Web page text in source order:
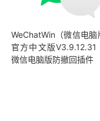
WeChatWin（微信电脑
官方中文版V3.9.12.31
微信电脑版防撤回插件